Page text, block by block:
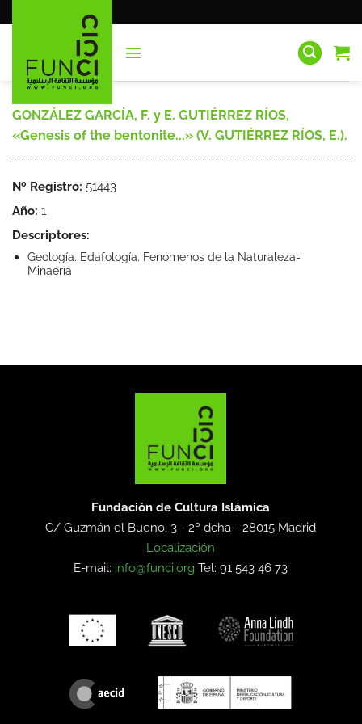
al
GONZÁLEZ GARCÍA, F. y E. GUTIÉRREZ RÍOS,
«Genesis of the bentonite...» (V. GUTIÉRREZ RÍOS, E.).
Nº Registro: 51443
Año: 1
Descriptores:
Geología. Edafología. Fenómenos de la Naturaleza-
Minaería
Fundación de Cultura Islámica
C/ Guzmán el Bueno, 3 - 2º dcha -28015 Madrid
Localización
E-mail: info@funci.org Tel: 91 543 46 73